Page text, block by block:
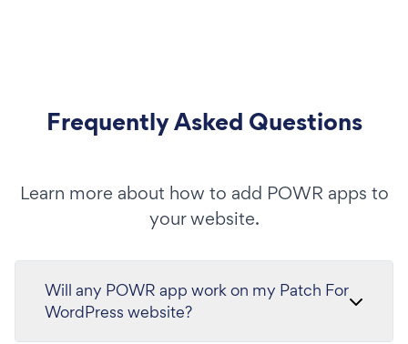
Frequently Asked Questions
Learn more about how to add POWR apps to
your website.
Will any POWR app work on my Patch For
WordPress website?